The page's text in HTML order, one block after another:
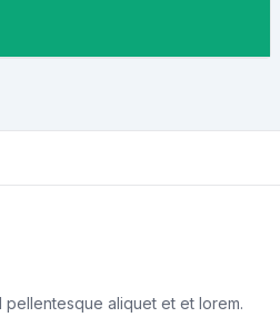
pellentesque aliquet et et lorem.